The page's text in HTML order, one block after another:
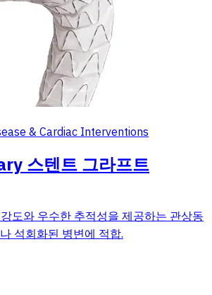
& Cardiac Interventions
스텐트 그라프트
도와 우수한 추적성을 제공하는 관상동
석회화된 병변에 적합.